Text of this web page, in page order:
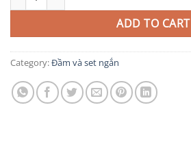
ADD TO CART
Category:Đầm và set ngắn